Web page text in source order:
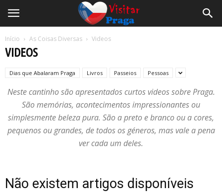
Início As Coisas Diversas Videos
VIDEOS
Dias que Abalaram Praga Livros Passeios Pessoas
Neste cantinho são apresentados curtos videos sobre Praga.
São memórias, acontecimentos impressionantes ou
simplesmente beleza pura. São a preto e branco ou a cores,
pequenos ou grandes, de todos os géneros, mas vale a pena
ver cada um deles.
Não existem artigos disponíveis